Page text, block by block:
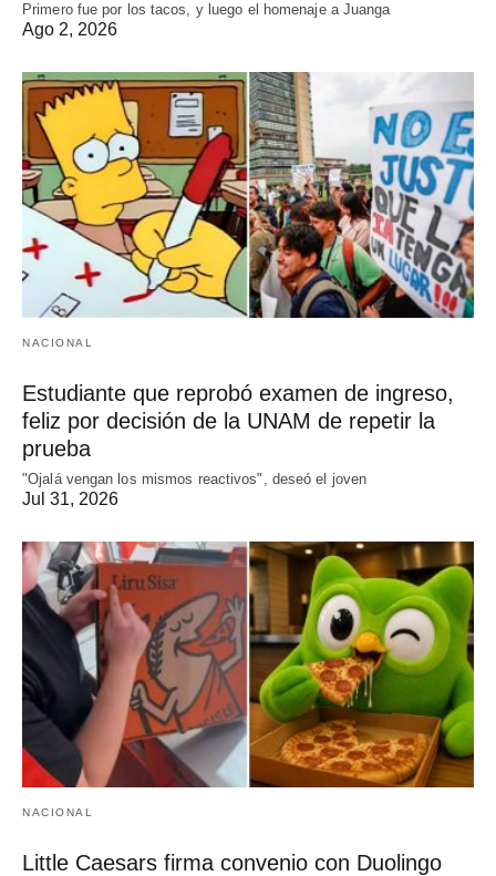
Primero fue por los tacos, y luego el homenaje a Juanga
Ago 2, 2026
NACIONAL
Estudiante que reprobó examen de ingreso,
feliz por decisión de la UNAM de repetir la
prueba
"Ojalá vengan los mismos reactivos", deseó el joven
Jul 31, 2026
NACIONAL
Little Caesars firma convenio con Duolingo